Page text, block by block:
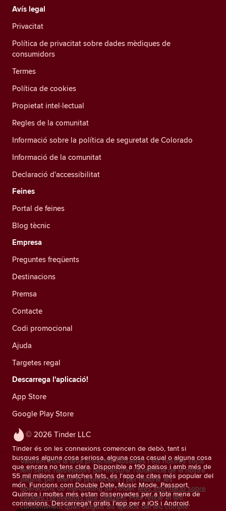
© 2026 Tinder LLC
Tinder és on les connexions comencen de debò, tant si
busques alguna cosa seriosa, alguna cosa casual o alguna cosa
que encara no tens clara. Disponible a 190 països i amb més de
55 mil milions de matches fets, és l'app de cites més popular del
món. Funcions com Double Date, Music Mode, Passport,
Química i moltes més estan dissenyades per a tota mena de
connexions. Descarrega't gratis l’app per a iOS i Android.
Avís legal
Privacitat
Política de privacitat sobre dades mèdiques de
consumidors
Termes
Política de cookies
Propietat intel·lectual
Regles de la comunitat
Informació sobre la política de seguretat de Colorado
Informació de la comunitat
Declaració d'accessibilitat
Feines
Portal de feines
Blog tècnic
Empresa
Preguntes freqüents
Destinacions
Premsa
Contacte
Codi promocional
Ajuda
Targetes regal
Descarrega l'aplicació!
App Store
Google Play Store
Valorem molt la teva privacitat. Nosaltres i els nostres socis
fem servir rastrejadors per mesurar l'audiència de la nostra
pàgina, per oferir-te promocions i per millorar les
operacions de màrqueting de Tinder. Més informació sobre
cookies i proveïdors que utilitzem. Pots retirar el teu
consentiment quan vulguis als ajustos del teu compte.